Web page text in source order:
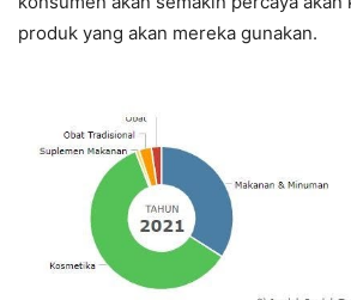
produk yang akan mereka gunakan.